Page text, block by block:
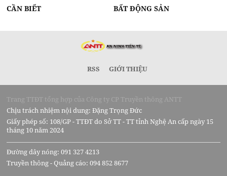
CẦN BIẾT BẤT ĐỘNG SẢN
RSS GIỚI THIỆU
Trang TTĐT tổng hợp của Công ty CP Truyền thông ANTT
Chịu trách nhiệm nội dung: Đặng Trọng Đức
Giấy phép số: 108/GP - TTĐT do Sở TT - TT tỉnh Nghệ An cấp ngày 15
tháng 10 năm 2024
Đường dây nóng: 091 327 4213
Truyền thông - Quảng cáo: 094 852 8677